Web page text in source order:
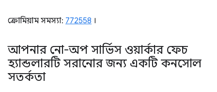
ক্রোমিয়াম সমস্যা: 772558 ।
আপনার নো-অপ সার্ভিস ওয়ার্কার ফেচ
হ্যান্ডলারটি সরানোর জন্য একটি কনসোল
সতর্কতা